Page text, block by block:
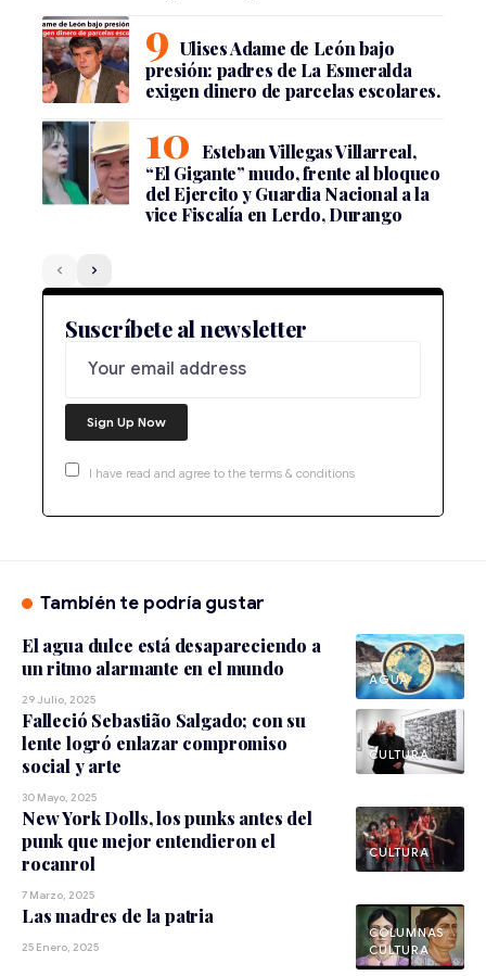
Ulises Adame de León bajo
presión: padres de La Esmeralda
exigen dinero de parcelas escolares.
Esteban Villegas Villarreal,
“El Gigante” mudo, frente al bloqueo
del Ejercito y Guardia Nacional a la
vice Fiscalía en Lerdo, Durango
Suscríbete al newsletter
I have read and agree to the terms & conditions
También te podría gustar
AGUA
El agua dulce está desapareciendo a
un ritmo alarmante en el mundo
29 Julio, 2025
CULTURA
Falleció Sebastião Salgado; con su
lente logró enlazar compromiso
social y arte
30 Mayo, 2025
CULTURA
New York Dolls, los punks antes del
punk que mejor entendieron el
rocanrol
7 Marzo, 2025
COLUMNAS‏
CULTURA
Las madres de la patria
25 Enero, 2025